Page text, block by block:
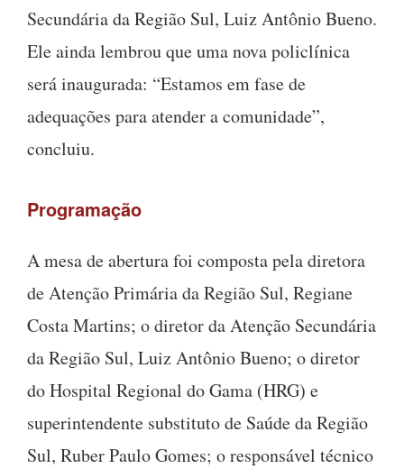
Secundária da Região Sul, Luiz Antônio Bueno.
Ele ainda lembrou que uma nova policlínica
será inaugurada: “Estamos em fase de
adequações para atender a comunidade”,
concluiu.
Programação
A mesa de abertura foi composta pela diretora
de Atenção Primária da Região Sul, Regiane
Costa Martins; o diretor da Atenção Secundária
da Região Sul, Luiz Antônio Bueno; o diretor
do Hospital Regional do Gama (HRG) e
superintendente substituto de Saúde da Região
Sul, Ruber Paulo Gomes; o responsável técnico